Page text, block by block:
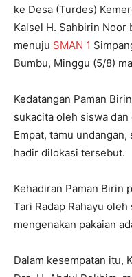
ke Desa (Turdes)
Kalsel H. Sahbirin
menuju SMAN 1
Bumbu, Minggu (5/8)
Kedatangan Paman
sukacita oleh siswa
Empat, tamu
hadir dilokasi tersebut.
Kehadiran Paman Birin
Tari Radap Rahayu
mengenakan pakaian
Dalam kesempatan itu,